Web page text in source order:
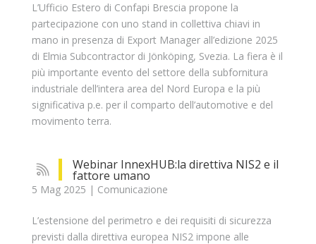
L’Ufficio Estero di Confapi Brescia propone la
partecipazione con uno stand in collettiva chiavi in
mano in presenza di Export Manager all’edizione 2025
di Elmia Subcontractor di Jönköping, Svezia. La fiera è il
più importante evento del settore della subfornitura
industriale dell’intera area del Nord Europa e la più
significativa p.e. per il comparto dell’automotive e del
movimento terra.
Webinar InnexHUB:la direttiva NIS2 e il
fattore umano
5 Mag 2025 | Comunicazione
L’estensione del perimetro e dei requisiti di sicurezza
previsti dalla direttiva europea NIS2 impone alle